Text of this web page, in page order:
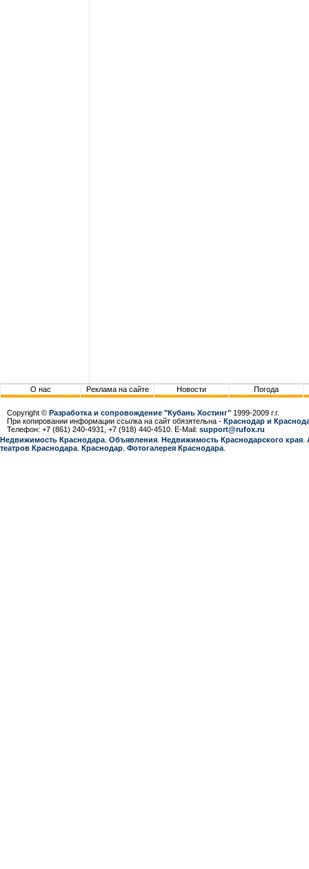
О нас Реклама на сайте Новости Погода
Copyright © Разработка и сопровождение "Кубань Хостинг" 1999-2009 г.г.
При копировании информации ссылка на сайт обязятельна - Краснодар и
Телефон: +7 (861) 240-4931, +7 (918) 440-4510. E-Mail: support@rufox.ru
Недвижимость Краснодара Объявления Недвижимость Краснодарcкого края
театров Краснодара Краснодар Фотогалерея Краснодара